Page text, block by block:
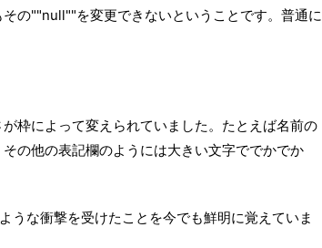
の""null""を変更できないということです。普通に
枠によって変えられていました。たとえば名前の
の他の表記欄のようには大きい文字ででかでか
うな衝撃を受けたことを今でも鮮明に覚えていま